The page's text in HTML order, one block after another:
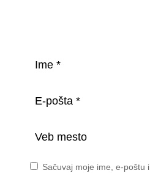
Sačuvaj moje ime, e-poštu